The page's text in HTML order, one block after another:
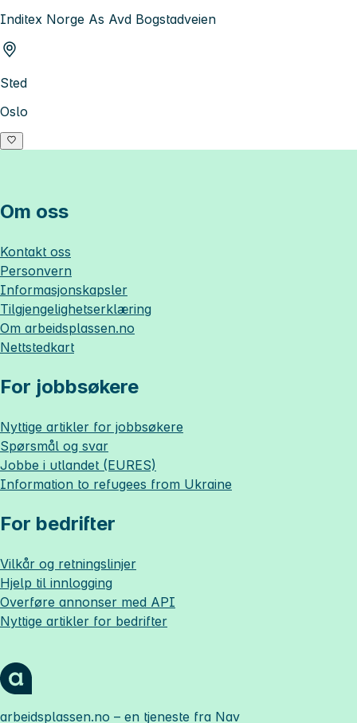
Inditex Norge As Avd Bogstadveien
Sted
Oslo
Om oss
Kontakt oss
Personvern
Informasjonskapsler
Tilgjengelighetserklæring
Om arbeidsplassen.no
Nettstedkart
For jobbsøkere
Nyttige artikler for jobbsøkere
Spørsmål og svar
Jobbe i utlandet (EURES)
Information to refugees from Ukraine
For bedrifter
Vilkår og retningslinjer
Hjelp til innlogging
Overføre annonser med API
Nyttige artikler for bedrifter
arbeidsplassen.no – en tjeneste fra Nav